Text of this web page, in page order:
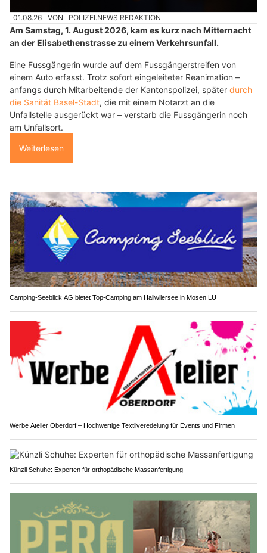
01.08.26 VON POLIZEI.NEWS REDAKTION
Am Samstag, 1. August 2026, kam es kurz nach Mitternacht
an der Elisabethenstrasse zu einem Verkehrsunfall.
Eine Fussgängerin wurde auf dem Fussgängerstreifen von
einem Auto erfasst. Trotz sofort eingeleiteter Reanimation –
anfangs durch Mitarbeitende der Kantonspolizei, später durch
die Sanität Basel-Stadt, die mit einem Notarzt an die
Unfallstelle ausgerückt war – verstarb die Fussgängerin noch
am Unfallsort.
Weiterlesen
Camping-Seeblick AG bietet Top-Camping am Hallwilersee in Mosen LU
Werbe Atelier Oberdorf – Hochwertige Textilveredelung für Events und Firmen
Künzli Schuhe: Experten für orthopädische Massanfertigung